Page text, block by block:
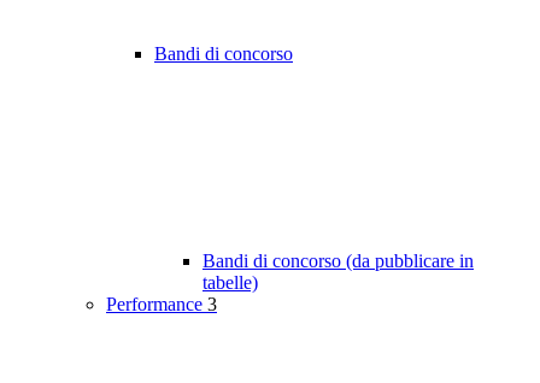
Bandi di concorso
Bandi di concorso (da pubblicare in
tabelle)
Performance 3